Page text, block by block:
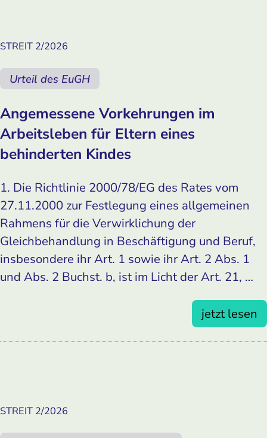
STREIT 2/2026
Urteil des EuGH
Angemessene Vorkehrungen im
Arbeits­leben für Eltern eines
behinderten Kindes
1. Die Richtlinie 2000/78/EG des Rates vom
27.11.2000 zur Festlegung eines allgemeinen
Rahmens für die Verwirklichung der
Gleichbehandlung in Beschäftigung und Beruf,
insbesondere ihr Art. 1 sowie ihr Art. 2 Abs. 1
und Abs. 2 Buchst. b, ist im Licht der Art. 21, …
jetzt lesen
STREIT 2/2026